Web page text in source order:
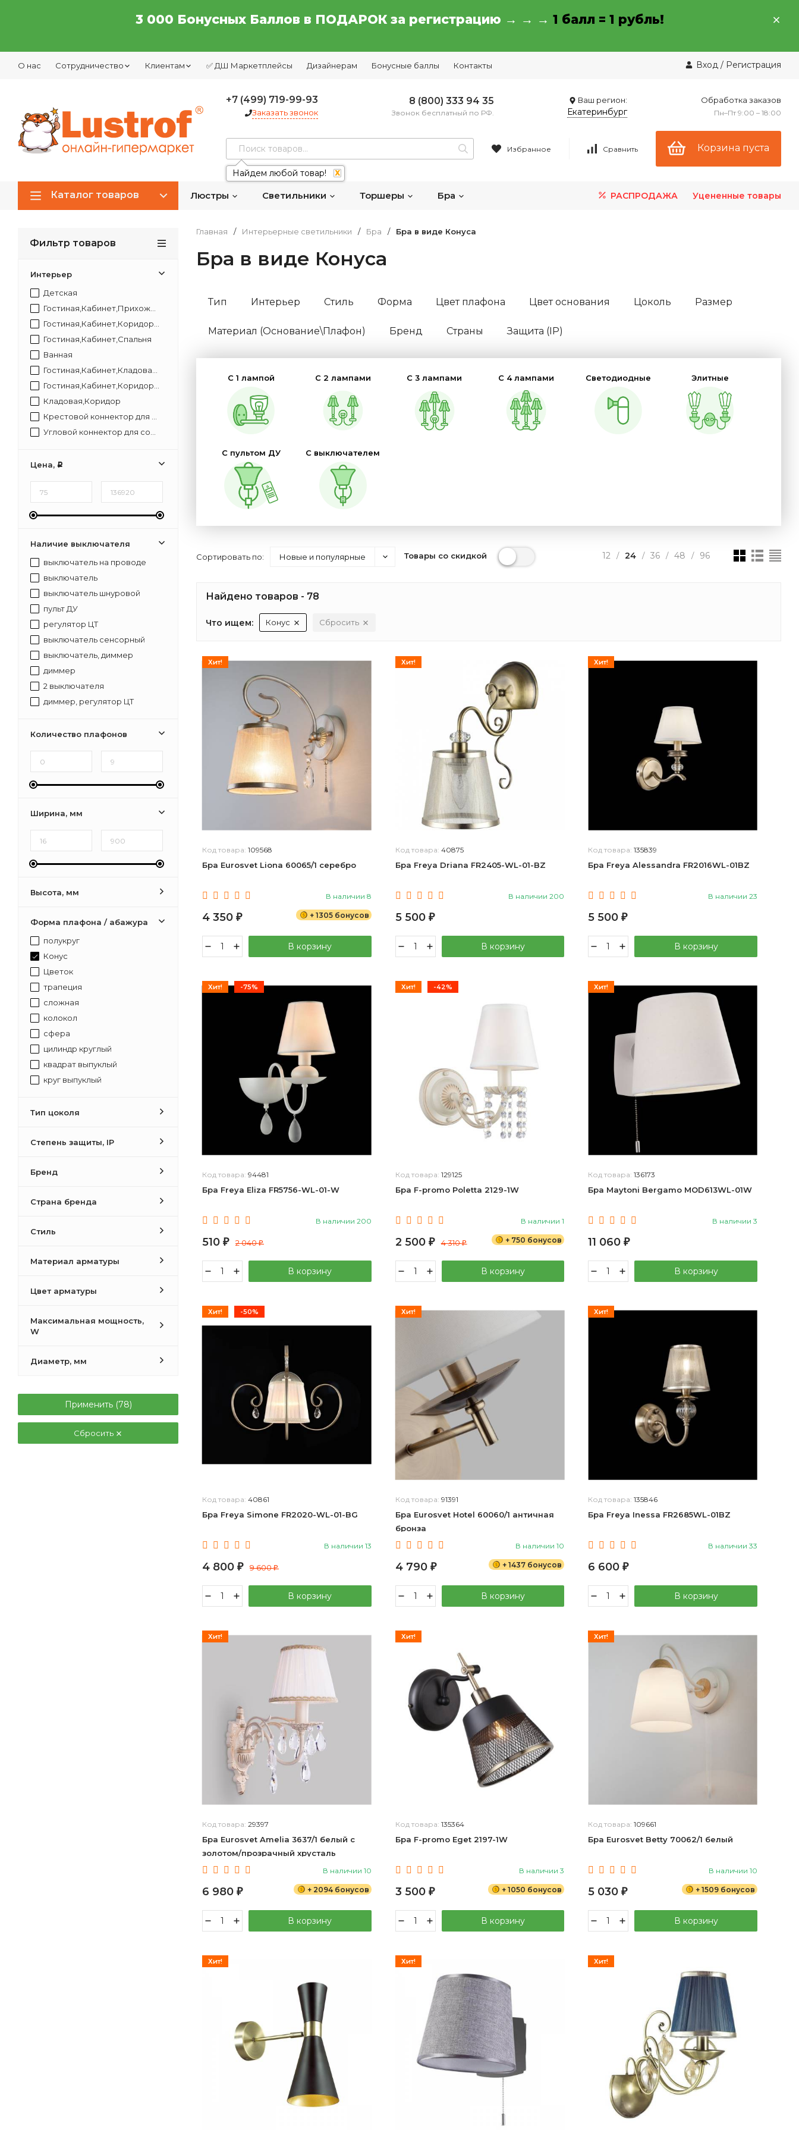
3 000 Бонусных Баллов в ПОДАРОК за регистрацию → → → 1 балл = 1 рубль!
О нас Сотрудничество Клиентам ✅ ДШ Маркетплейсы Дизайнерам Бонусные баллы Контакты Вход / Регистрация
+7 (499) 719-99-93
Заказать звонок
8 (800) 333 94 35
Звонок бесплатный по РФ.
Ваш регион:
Екатеринбург
Обработка заказов
Пн–Пт 9:00 – 18:00
Найдем любой товар! X
Избранное Сравнить Корзина пуста
Каталог товаров Люстры Светильники Торшеры Бра РАСПРОДАЖА Уцененные товары
Фильтр товаров
Интерьер
Детская
Гостиная,Кабинет,Прихожая,Спальня
Гостиная,Кабинет,Коридор,Прихожая,Спальня
Гостиная,Кабинет,Спальня
Ванная
Гостиная,Кабинет,Кладовая,Коридор,Прихожая,Спальня
Гостиная,Кабинет,Коридор,Спальня
Кладовая,Коридор
Крестовой коннектор для соединения модульных светильников с артикулом 09-29 позволит собирать светящиеся конструкции без разрывов в свечении. В нем установлены светодиоды с цветом свечения 4000К и световым потоком 96 Лм. Коннектор гармонично встраивается
Угловой коннектор для соединения модульных светильников с артикулом 09-30 позволит собирать светящиеся конструкции без разрывов в свечении. В нем установлены светодиоды с цветом свечения 4000К и световым потоком 48 Лм. Коннектор гармонично встраивается в
Цена, Р
Наличие выключателя
выключатель на проводе
выключатель
выключатель шнуровой
пульт ДУ
регулятор ЦТ
выключатель сенсорный
выключатель, диммер
диммер
2 выключателя
диммер, регулятор ЦТ
Количество плафонов
Ширина, мм
Высота, мм
Форма плафона / абажура
полукруг
Конус
Цветок
трапеция
сложная
колокол
сфера
цилиндр круглый
квадрат выпуклый
круг выпуклый
овал объемный
конус круглый усеченный
колокол расходящийся
прямоугольная плоская
овал плоский
конус круглый
квадрат плоский
пирамида квадратная
цветок бутон
пирамида многоугольная
Тип цоколя
Степень защиты, IP
Бренд
Страна бренда
Стиль
Материал арматуры
Цвет арматуры
Максимальная мощность,
W
Диаметр, мм
Применить (78)
Сбросить
Главная / Интерьерные светильники / Бра / Бра в виде Конуса
Бра в виде Конуса
Тип Интерьер Стиль Форма Цвет плафона Цвет основания Цоколь Размер
Материал (Основание\Плафон) Бренд Страны Защита (IP)
С 1 лампой С 2 лампами С 3 лампами С 4 лампами Светодиодные Элитные
С пультом ДУ С выключателем
Сортировать по: Новые и популярные Товары со скидкой 12 / 24 / 36 / 48 / 96
Найдено товаров - 78
Что ищем: Конус Сбросить
Хит!
Код товара: 109568
Бра Eurosvet Liona 60065/1 серебро
В наличии 8
4 350 ₽ + 1305 бонусов
В корзину
Хит!
Код товара: 40875
Бра Freya Driana FR2405-WL-01-BZ
В наличии 200
5 500 ₽
В корзину
Хит!
Код товара:135839
Бра Freya Alessandra FR2016WL-01BZ
В наличии 23
5 500₽
В корзину
Хит! -75%
Код товара: 94481
Бра Freya Eliza FR5756-WL-01-W
В наличии 200
510 ₽ 2 040₽
В корзину
Хит! -42%
Код товара: 129125
Бра F-promo Poletta 2129-1W
В наличии 1
2 500 ₽ 4 310₽ + 750 бонусов
В корзину
Хит!
Код товара:136173
Бра Maytoni Bergamo MOD613WL-01W
В наличии 3
11 060₽
В корзину
Хит! -50%
Код товара: 40861
Бра Freya Simone FR2020-WL-01-BG
В наличии 13
4 800 ₽ 9 600₽
В корзину
Хит!
Код товара: 91391
Бра Eurosvet Hotel 60060/1 античная
бронза
В наличии 10
4 790 ₽ + 1437 бонусов
В корзину
Хит!
Код товара:135846
Бра Freya Inessa FR2685WL-01BZ
В наличии 33
6 600₽
В корзину
Хит!
Код товара: 29397
Бра Eurosvet Amelia 3637/1 белый с
золотом/прозрачный хрусталь
Strotskis
В наличии 10
6 980 ₽ + 2094 бонусов
В корзину
Хит!
Код товара: 135364
Бра F-promo Eget 2197-1W
В наличии 3
3 500 ₽ + 1050 бонусов
В корзину
Хит!
Код товара:109661
Бра Eurosvet Betty 70062/1 белый
В наличии 10
5 030₽ + 1509 бонусов
В корзину
Хит! Хит! Хит!